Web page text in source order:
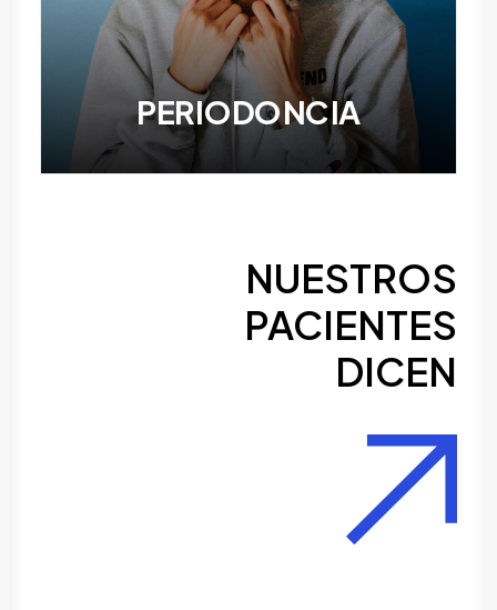
PERIODONCIA
NUESTROS
PACIENTES
DICEN